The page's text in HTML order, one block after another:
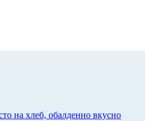
на хлеб, обалденно вкусно